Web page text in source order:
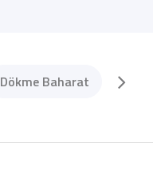
Dökme Baharat